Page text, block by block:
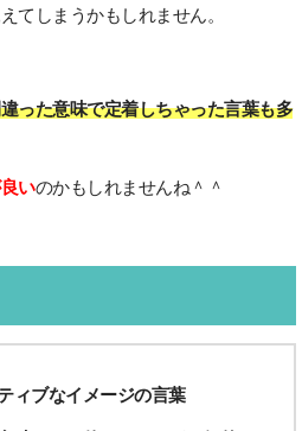
てしまうかもしれません。
った意味で定着しちゃった言葉も多
いのかもしれませんね＾＾
ィブなイメージの言葉